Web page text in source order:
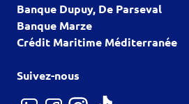
Banque Dupuy, De Parseval
Banque Marze
Crédit Maritime Méditerranée
Suivez-nous